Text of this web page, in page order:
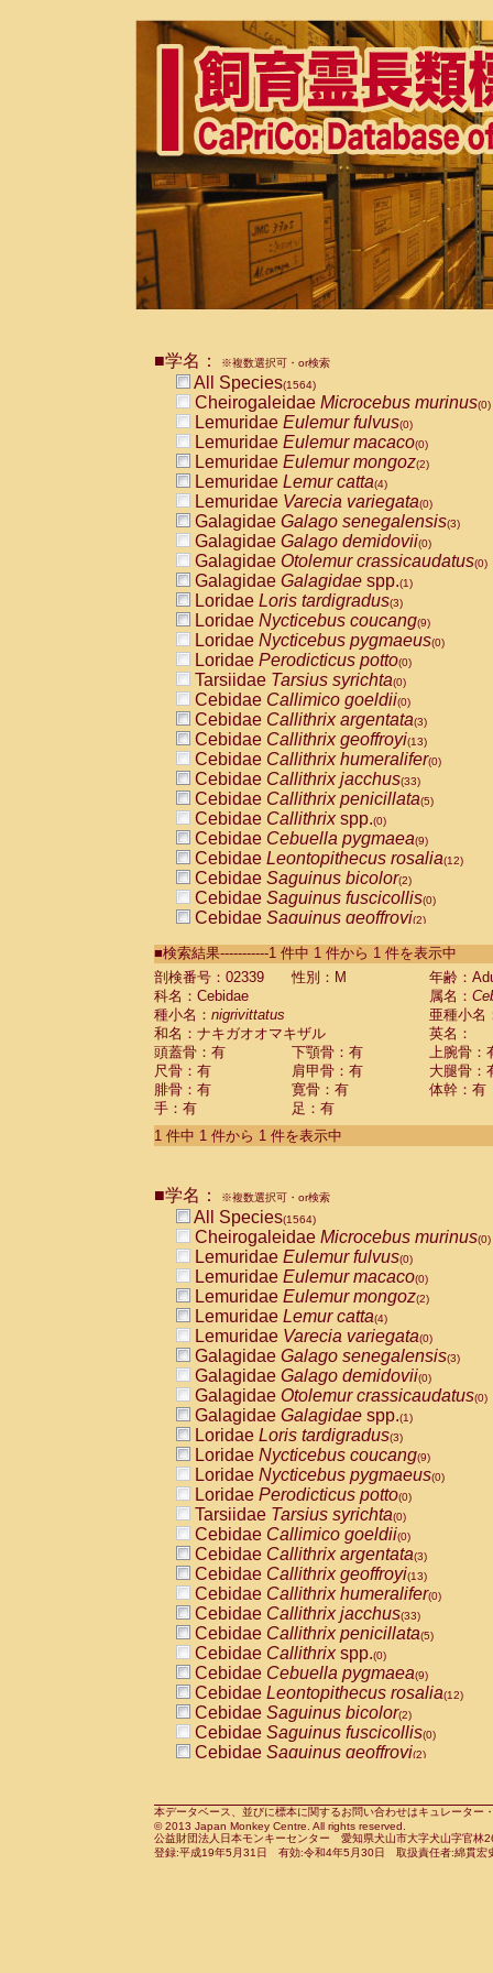
■学名： ※複数選択可・or検索
All Species(1564)
Cheirogaleidae Microcebus murinus(0)
Lemuridae Eulemur fulvus(0)
Lemuridae Eulemur macaco(0)
Lemuridae Eulemur mongoz(2)
Lemuridae Lemur catta(4)
Lemuridae Varecia variegata(0)
Galagidae Galago senegalensis(3)
Galagidae Galago demidovii(0)
Galagidae Otolemur crassicaudatus(0)
Galagidae Galagidae spp.(1)
Loridae Loris tardigradus(3)
Loridae Nycticebus coucang(9)
Loridae Nycticebus pygmaeus(0)
Loridae Perodicticus potto(0)
Tarsiidae Tarsius syrichta(0)
Cebidae Callimico goeldii(0)
Cebidae Callithrix argentata(3)
Cebidae Callithrix geoffroyi(13)
Cebidae Callithrix humeralifer(0)
Cebidae Callithrix jacchus(33)
Cebidae Callithrix penicillata(5)
Cebidae Callithrixspp.(0)
Cebidae Cebuella pygmaea(9)
Cebidae Leontopithecus rosalia(12)
Cebidae Saguinus bicolor(2)
Cebidae Saguinus fuscicollis(0)
Cebidae Saguinus geoffroyi(2)
CebidaeSaguinus labiatus(0)
Cebidae Saguinus leucopus (8)
Cebidae
CebidaeSaguinus mystax
CebidaeSaguinus nigricollis (37)
Cebidae Saguinus oedipus
Cebidae Saguinus weddelli
Cebidae Saguinusspp.
Cebidae Aotus trivirgatus
Cebidae Cebus albifrons
CebidaeCebus nigrivittatus
CebidaeCebus
CebidaeSaimiri boliviensis(0)
CebidaeSaimiri sciureus(24)
AtelidaeAlouatta caraya(0)
AtelidaeAlouatta fusca(1)
AtelidaeAlouatta seniculus
AtelidaeAlouattaspp.(1)
AtelidaeAteles belzebuth(1)
AtelidaeAteles geoffroyi(5)
AtelidaeAteles paniscus(10)
AtelidaeAtelesspp.(0)
Atelidae Lagothrix lagothricha
AtelidaeLagothrix lagothricha cana
PitheciidaeCacajao calvus
PitheciidaeCallicebus cupreus
PitheciidaeCallicebus donacophilus
PitheciidaeCallicebus moloch
PitheciidaeCallicebus torquatus
PitheciidaeCallicebusspp.(0)
PitheciidaeChiropotes satanas(2)
PitheciidaePithecia monachus
PitheciidaePithecia pithecia(0)
CercopithecidaeCercocebus agilis
CercopithecidaeCercocebus
CercopithecidaeCercocebus
CercopithecidaeCercocebus
CercopithecidaeCercocebus
CercopithecidaeCercocebushybrid
CercopithecidaePapio anubis(2)
CercopithecidaePapio cynocephalus
CercopithecidaePapio hamadryas(1)
■検索結果-----------1 件中 1 件から 1 件を表示中
剖検番号：02339
性別：M
年齢：
科名：Cebidae
属名：
種小名： nigrivittatus
亜種小名
和名：ナキガオオマキザル
英名：
頭蓋骨：有
下顎骨：有
上腕骨：
尺骨：有
肩甲骨：有
大腿骨：
腓骨：有
寛骨：有
体幹：有
手：有
足：有
1 件中 1 件から 1 件を表示中
■学名： ※複数選択可・or検索
All Species(1564)
Cheirogaleidae Microcebus murinus(0)
Lemuridae Eulemur fulvus(0)
Lemuridae Eulemur macaco(0)
Lemuridae Eulemur mongoz(2)
Lemuridae Lemur catta(4)
Lemuridae Varecia variegata(0)
Galagidae Galago senegalensis(3)
Galagidae Galago demidovii(0)
Galagidae Otolemur crassicaudatus(0)
Galagidae Galagidae spp.(1)
Loridae Loris tardigradus(3)
Loridae Nycticebus coucang(9)
Loridae Nycticebus pygmaeus(0)
Loridae Perodicticus potto(0)
Tarsiidae Tarsius syrichta(0)
Cebidae Callimico goeldii(0)
Cebidae Callithrix argentata(3)
Cebidae Callithrix geoffroyi(13)
Cebidae Callithrix humeralifer(0)
Cebidae Callithrix jacchus(33)
Cebidae Callithrix penicillata(5)
Cebidae Callithrixspp.(0)
Cebidae Cebuella pygmaea(9)
Cebidae Leontopithecus rosalia(12)
Cebidae Saguinus bicolor(2)
Cebidae Saguinus fuscicollis(0)
Cebidae Saguinus geoffroyi(2)
CebidaeSaguinus leucopus(8)
CebidaeSaguinus midas(0)
Cebidae Saguinus mystax(4)
本データベース、並びに標本に関するお問い合わせはキュレータ
© 2013 Japan Monkey Centre. All rights reserved.
公益財団法人日本モンキーセンター 愛知県犬山市大字犬山字官
登録:平成19年5月31日 有効:令和4年5月30日 取扱責任者:綿貫宏